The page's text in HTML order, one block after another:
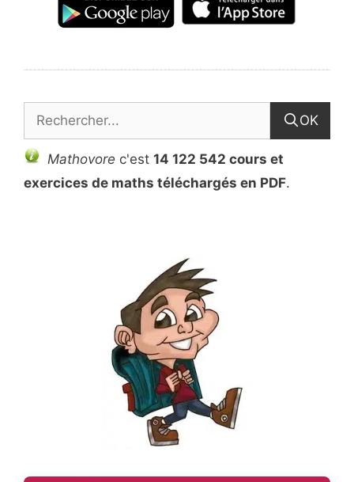
OK
Mathovore c'est 14 122 542 cours et
exercices de maths téléchargés en PDF.